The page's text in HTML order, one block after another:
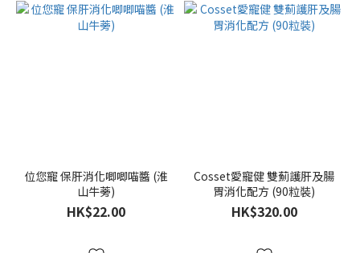
位您寵 保肝消化唧唧喵醬 (淮
山牛蒡)
HK$22.00
Cosset愛寵健 雙薊護肝及腸
胃消化配方 (90粒裝)
HK$320.00